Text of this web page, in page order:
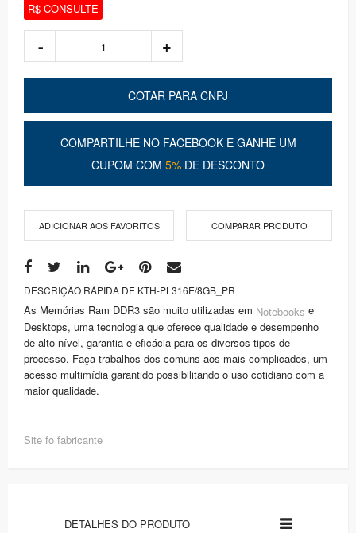
R$ CONSULTE
COTAR PARA CNPJ
COMPARTILHE NO FACEBOOK E GANHE UM
CUPOM COM 5% DE DESCONTO
ADICIONAR AOS FAVORITOS COMPARAR PRODUTO
DESCRIÇÃO RÁPIDA DE KTH-PL316E/8GB_PR
As Memórias Ram DDR3 são muito utilizadas em Notebooks e
Desktops, uma tecnologia que oferece qualidade e desempenho
de alto nível, garantia e eficácia para os diversos tipos de
processo. Faça trabalhos dos comuns aos mais complicados, um
acesso multimídia garantido possibilitando o uso cotidiano com a
maior qualidade.
Site fo fabricante
DETALHES DO PRODUTO